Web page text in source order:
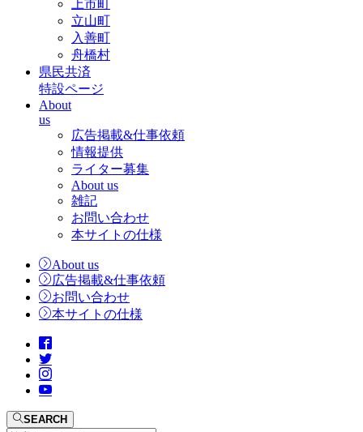
上市町
立山町
入善町
舟橋村
県民共済
特設ページ
About
us
広告掲載&仕事依頼
情報提供
ライター募集
About us
雑記
お問い合わせ
本サイトの仕様
About us
広告掲載&仕事依頼
お問い合わせ
本サイトの仕様
SEARCH